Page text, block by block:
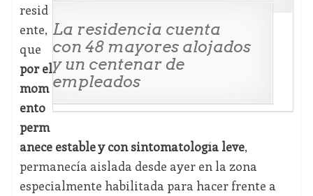
La residencia cuenta
con 48 mayores alojados
y un centenar de
empleados
resid
ente,
que
por el
mom
ento
perm
anece estable y con sintomatología leve,
permanecía aislada desde ayer en la zona
especialmente habilitada para hacer frente a